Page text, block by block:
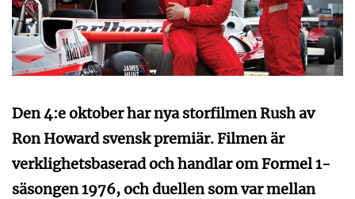
Den 4:e oktober har nya storfilmen Rush av
Ron Howard svensk premiär. Filmen är
verklighetsbaserad och handlar om Formel 1-
säsongen 1976, och duellen som var mellan